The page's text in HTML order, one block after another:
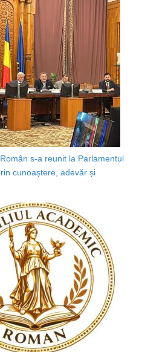
s-a reunit la Parlamentul
cunoaștere, adevăr și